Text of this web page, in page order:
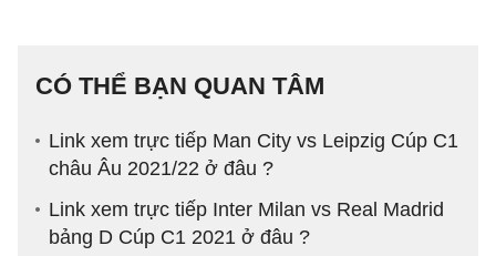
CÓ THỂ BẠN QUAN TÂM
Link xem trực tiếp Man City vs Leipzig Cúp C1
châu Âu 2021/22 ở đâu ?
Link xem trực tiếp Inter Milan vs Real Madrid
bảng D Cúp C1 2021 ở đâu ?